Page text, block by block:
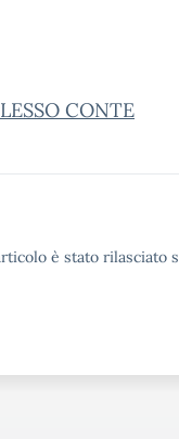
CONTE
è stato